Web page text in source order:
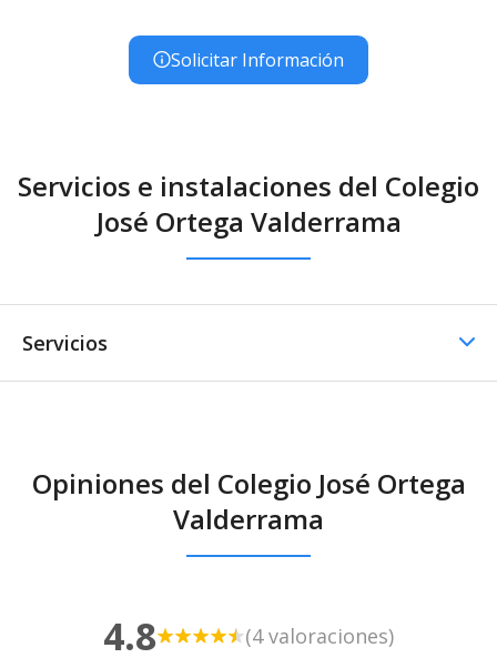
Solicitar Información
Servicios e instalaciones del Colegio
José Ortega Valderrama
Servicios
Comedor - Catering
Opiniones del Colegio José Ortega
Valderrama
4.8 (4 valoraciones)